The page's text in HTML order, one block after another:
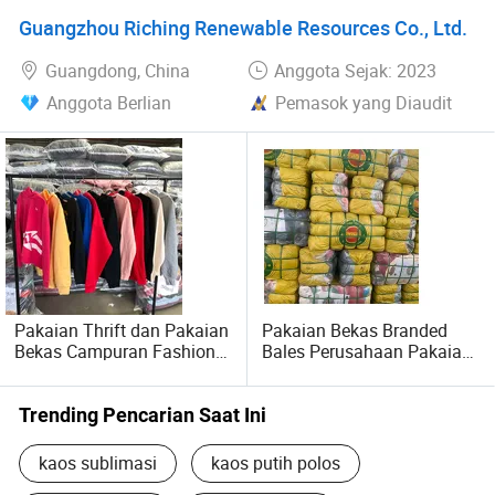
Guangzhou Riching Renewable Resources Co., Ltd.
Guangdong, China
Anggota Sejak: 2023
Anggota Berlian
Pemasok yang Diaudit
Pakaian Thrift dan Pakaian
Bekas Campuran Fashion
Pakaian Bekas Branded
Bales Perusahaan Pakaian
Bale Pakaian Bekas Bola
Trending Pencarian Saat Ini
kaos sublimasi kaos putih polos